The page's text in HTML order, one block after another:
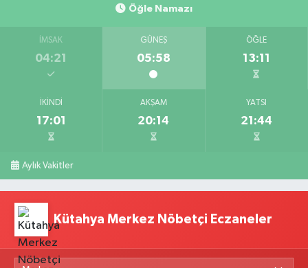
Öğle Namazı
İMSAK
04:21
GÜNEŞ
05:58
ÖĞLE
13:11
İKINDI
17:01
AKŞAM
20:14
YATSI
21:44
Aylık Vakitler
Kütahya Merkez Nöbetçi Eczaneler